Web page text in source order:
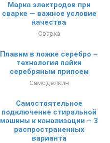
Марка электродов при
сварке — важное условие
качества
Сварка
Плавим в ложке серебро –
технология пайки
серебряным припоем
Самоделкин
Самостоятельное
подключение стиральной
машины к канализации – 3
распространенных
варианта